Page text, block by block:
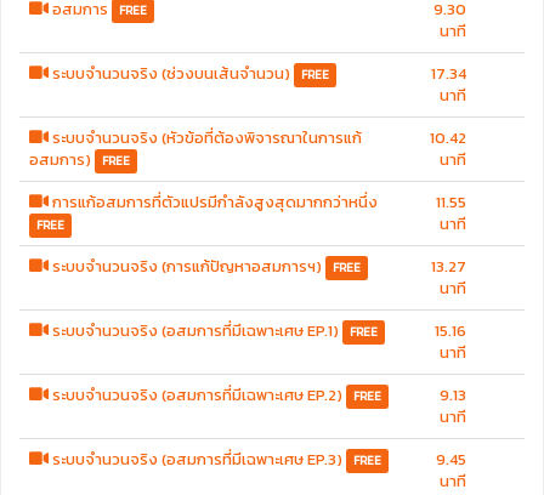
อสมการ
FREE
9.30
นาที
ระบบจำนวนจริง (ช่วงบนเส้นจำนวน) FREE
17.34
นาที
ระบบจำนวนจริง (หัวข้อที่ต้องพิจารณาในการแก้
อสมการ) FREE
10.42
นาที
การแก้อสมการที่ตัวแปรมีกำลังสูงสุดมากกว่าหนึ่ง
FREE
11.55
นาที
ระบบจำนวนจริง (การแก้ปัญหาอสมการฯ) FREE
13.27
นาที
ระบบจำนวนจริง (อสมการที่มีเฉพาะเศษ EP.1) FREE
15.16
นาที
ระบบจำนวนจริง (อสมการที่มีเฉพาะเศษ EP.2) FREE
9.13
นาที
ระบบจำนวนจริง (อสมการที่มีเฉพาะเศษ EP.3) FREE
9.45
นาที